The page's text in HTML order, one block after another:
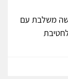
משלבת עם